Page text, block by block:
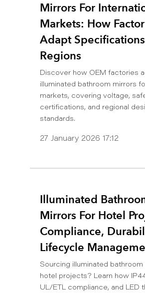
Mirrors For
Markets: How
Adapt
Regions
Discover how OEM factories
illuminated bathroom mirrors
markets, covering voltage,
certifications, and regional
standards.
27 January 2026 17:12
Illuminated
Mirrors For Hotel
Compliance,
Lifecycle
Sourcing illuminated
hotel projects? Learn how
UL/ETL compliance, and LED